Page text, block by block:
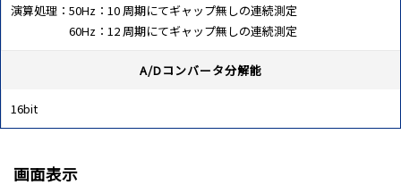
演算処理：50Hz：10 周期にてギャップ無しの連続測定
60Hz：12 周期にてギャップ無しの連続測定
A/Dコンバータ分解能
16bit
画面表示